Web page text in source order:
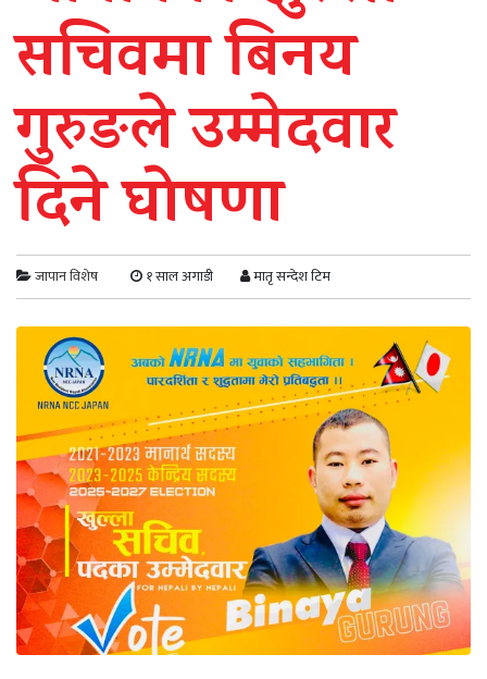
सचिवमा बिनय
गुरुङले उम्मेदवार
दिने घोषणा
जापान विशेष १ साल अगाडी मातृ सन्देश टिम